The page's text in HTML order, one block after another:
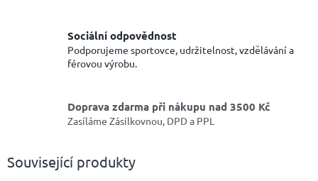
Sociální odpovědnost
Podporujeme sportovce, udržitelnost, vzdělávání a
férovou výrobu.
Doprava zdarma při nákupu nad 3500 Kč
Zasíláme Zásilkovnou, DPD a PPL
Související produkty